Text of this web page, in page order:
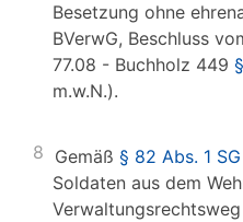
Besetzung ohne
BVerwG, Beschluss
77.08 - Buchholz 449
m.w.N.).
8 Gemäß § 82 Abs. 1 SG
Soldaten aus dem